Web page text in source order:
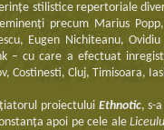
stilistice repertoriale
precum Marius
Eugen Nichiteanu,
– cu care a efectuat
Costinesti, Cluj, Timisoara,
proiectului Ethnotic, s-
apoi pe cele ale